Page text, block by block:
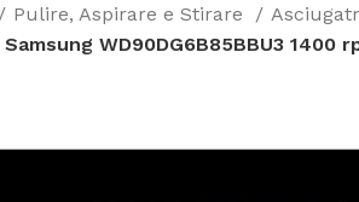
Pulire, Aspirare e Stirare
WD90DG6B85BBU3 1400